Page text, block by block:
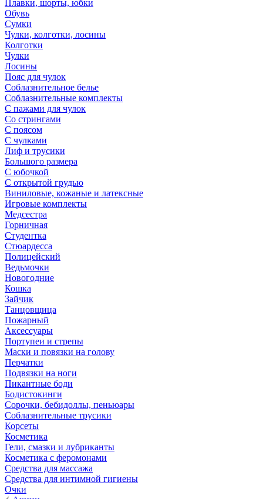
Плавки, шорты, юбки
Обувь
Сумки
Чулки, колготки, лосины
Колготки
Чулки
Лосины
Пояс для чулок
Соблазнительное белье
Соблазнительные комплекты
С пажами для чулок
Со стрингами
С поясом
С чулками
Лиф и трусики
Большого размера
С юбочкой
С открытой грудью
Виниловые, кожаные и латексные
Игровые комплекты
Медсестра
Горничная
Студентка
Стюардесса
Полицейский
Ведьмочки
Новогодние
Кошка
Зайчик
Танцовщица
Пожарный
Аксессуары
Портупеи и стрепы
Маски и повязки на голову
Перчатки
Подвязки на ноги
Пикантные боди
Бодистокинги
Сорочки, бебидоллы, пеньюары
Соблазнительные трусики
Корсеты
Косметика
Гели, смазки и лубриканты
Косметика с феромонами
Средства для массажа
Средства для интимной гигиены
Очки